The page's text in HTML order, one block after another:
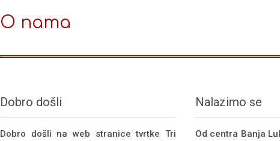
O nama
Dobro došli
Dobro došli na web stranice tvrtke Tri
Nalazimo se
Od centra Banja